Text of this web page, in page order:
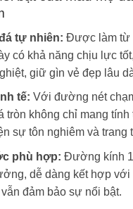
tự nhiên: Được làm từ
có khả năng chịu lực
giữ gìn vẻ đẹp lâu
tế: Với đường nét
tròn không chỉ mang tính
sự tôn nghiêm và trang
phù hợp: Đường kính
dễ dàng kết hợp với
đảm bảo sự nổi bật.